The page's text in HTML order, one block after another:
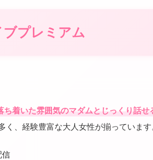
ブプレミアム
ち着いた雰囲気のマダムとじっくり話せ
、経験豊富な大人女性が揃っています
信